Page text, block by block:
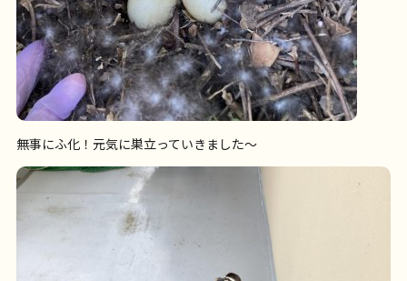
無事にふ化！元気に巣立っていきました～